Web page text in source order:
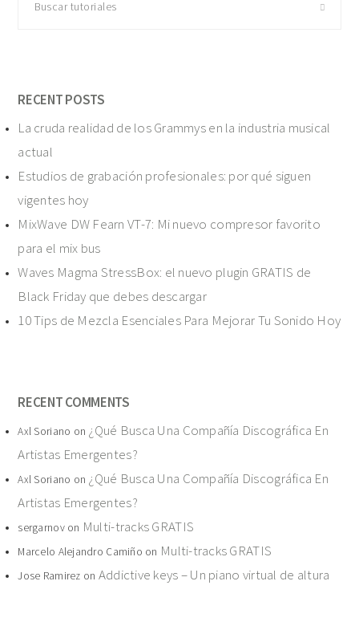
tutoriales
RECENT POSTS
La cruda realidad de los Grammys en la industria musical
actual
Estudios de grabación profesionales: por qué siguen
vigentes hoy
MixWave DW Fearn VT-7: Mi nuevo compresor favorito
para el mix bus
Waves Magma StressBox: el nuevo plugin GRATIS de
Black Friday que debes descargar
10 Tips de Mezcla Esenciales Para Mejorar Tu Sonido Hoy
RECENT COMMENTS
Axl Soriano on ¿Qué Busca Una Compañía Discográfica En
Artistas Emergentes?
Axl Soriano on ¿Qué Busca Una Compañía Discográfica En
Artistas Emergentes?
sergarnovon Multi-tracks GRATIS
Marcelo Alejandro Camiño on Multi-tracks GRATIS
Jose Ramirez on Addictive keys – Un piano virtual de altura